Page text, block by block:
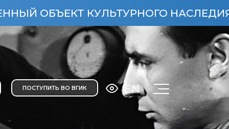
КУЛЬТУРНОГО НАСЛЕДИЯ
ПОСТУПИТЬ ВО ВГИК EN